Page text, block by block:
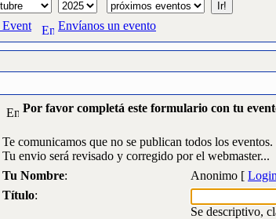
Event Envíanos un evento
Por favor completá este formulario con tu
Te comunicamos que no se publican todos los eventos.
Tu envio será revisado y corregido por el webmaster...
Tu Nombre: Anonimo [ Login
Título:
Se descriptivo,